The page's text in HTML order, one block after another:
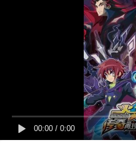
00:00 / 0:00